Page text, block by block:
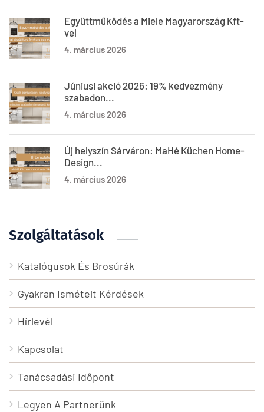
Együttműködés a Miele Magyarország Kft-
vel
4. március 2026
Júniusi akció 2026: 19% kedvezmény
szabadon...
4. március 2026
Új helyszín Sárváron: MaHé Küchen Home-
Design...
4. március 2026
Szolgáltatások
Katalógusok És Brosúrák
Gyakran Ismételt Kérdések
Hírlevél
Kapcsolat
Tanácsadási Időpont
Legyen A Partnerünk